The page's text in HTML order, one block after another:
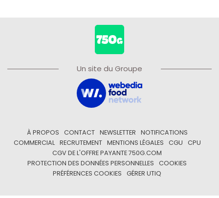
Un site du Groupe
À PROPOS CONTACT NEWSLETTER
NOTIFICATIONS
COMMERCIAL
RECRUTEMENT MENTIONS LÉGALES CGU
CPU
CGV DE L'OFFRE PAYANTE 750G.COM
PROTECTION DES DONNÉES PERSONNELLES
COOKIES
PRÉFÉRENCES COOKIES
GÉRER UTIQ